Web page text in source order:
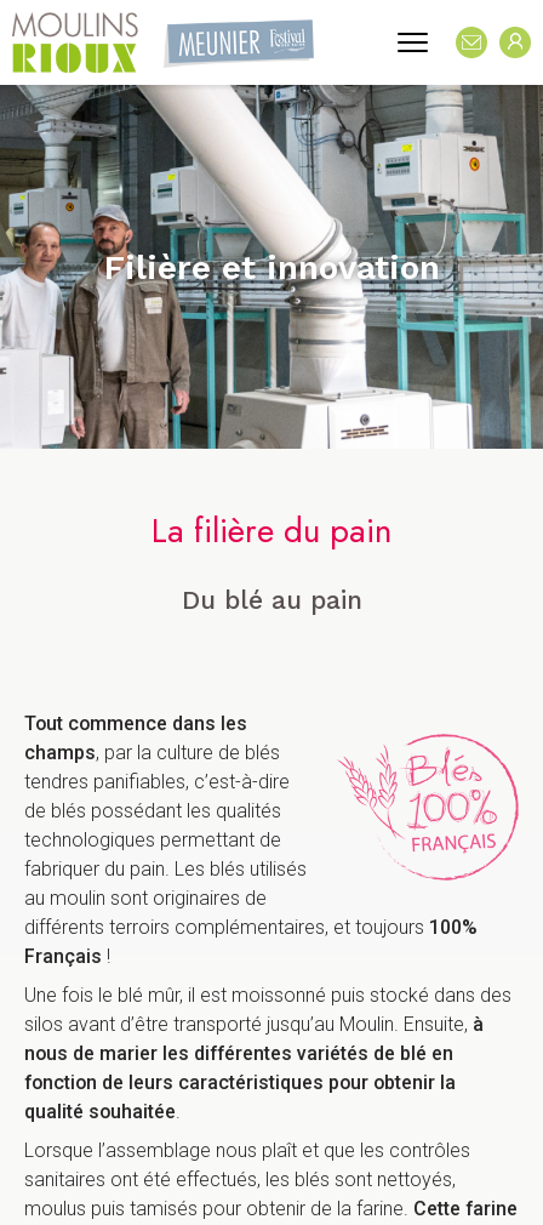
Filière et innovation
La filière du pain
Du blé au pain
Tout commence dans les
champs, par la culture de blés
tendres panifiables, c’est-à-dire
de blés possédant les qualités
technologiques permettant de
fabriquer du pain. Les blés utilisés
au moulin sont originaires de
différents terroirs complémentaires, et toujours 100%
Français !
Une fois le blé mûr, il est moissonné puis stocké dans des
silos avant d’être transporté jusqu’au Moulin. Ensuite, à
nous de marier les différentes variétés de blé en
fonction de leurs caractéristiques pour obtenir la
qualité souhaitée.
Lorsque l’assemblage nous plaît et que les contrôles
sanitaires ont été effectués, les blés sont nettoyés,
moulus puis tamisés pour obtenir de la farine. Cette farine